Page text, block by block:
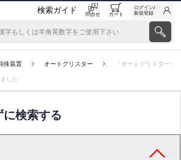
検索ガイド 問合せ カート
ログイン/
新規登録
殊装置 オートグリスター 「オートグリスター」
した
検索する